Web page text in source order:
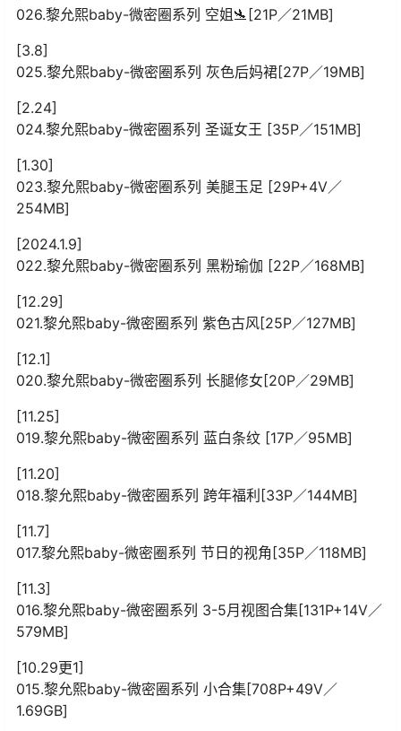
026.黎允熙baby-微密圈系列 空姐🛬[21P／21MB]
[3.8]
025.黎允熙baby-微密圈系列 灰色后妈裙[27P／19MB]
[2.24]
024.黎允熙baby-微密圈系列 圣诞女王 [35P／151MB]
[1.30]
023.黎允熙baby-微密圈系列 美腿玉足 [29P+4V／
254MB]
[2024.1.9]
022.黎允熙baby-微密圈系列 黑粉瑜伽 [22P／168MB]
[12.29]
021.黎允熙baby-微密圈系列 紫色古风[25P／127MB]
[12.1]
020.黎允熙baby-微密圈系列 长腿修女[20P／29MB]
[11.25]
019.黎允熙baby-微密圈系列 蓝白条纹 [17P／95MB]
[11.20]
018.黎允熙baby-微密圈系列 跨年福利[33P／144MB]
[11.7]
017.黎允熙baby-微密圈系列 节日的视角[35P／118MB]
[11.3]
016.黎允熙baby-微密圈系列 3-5月视图合集[131P+14V／
579MB]
[10.29更1]
015.黎允熙baby-微密圈系列 小合集[708P+49V／
1.69GB]